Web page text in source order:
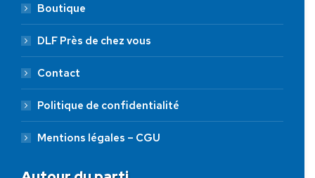
Boutique
DLF Près de chez vous
Contact
Politique de confidentialité
Mentions légales – CGU